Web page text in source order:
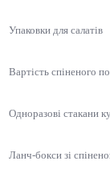
Упаковки для салатів
Вартість спіненого
Одноразові стакани
Ланч-бокси зі